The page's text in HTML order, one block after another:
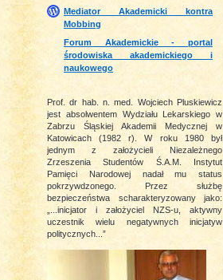
Mediator Akademicki kontra
Mobbing
Forum Akademickie - portal
środowiska akademickiego i
naukowego
Prof. dr hab. n. med. Wojciech Pluskiewicz
jest absolwentem Wydziału Lekarskiego w
Zabrzu Śląskiej Akademii Medycznej w
Katowicach (1982 r). W roku 1980 był
jednym z założycieli Niezależnego
Zrzeszenia Studentów Ś.A.M. Instytut
Pamięci Narodowej nadał mu status
pokrzywdzonego. Przez służbę
bezpieczeństwa scharakteryzowany jako:
„...inicjator i założyciel NZS-u, aktywny
uczestnik wielu negatywnych inicjatyw
politycznych...”